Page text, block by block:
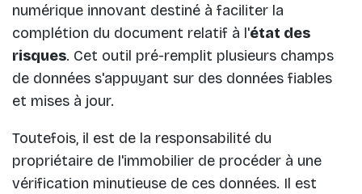
numérique innovant destiné à faciliter la
complétion du document relatif à l'état des
risques. Cet outil pré-remplit plusieurs champs
de données s'appuyant sur des données fiables
et mises à jour.
Toutefois, il est de la responsabilité du
propriétaire de l'immobilier de procéder à une
vérification minutieuse de ces données. Il est